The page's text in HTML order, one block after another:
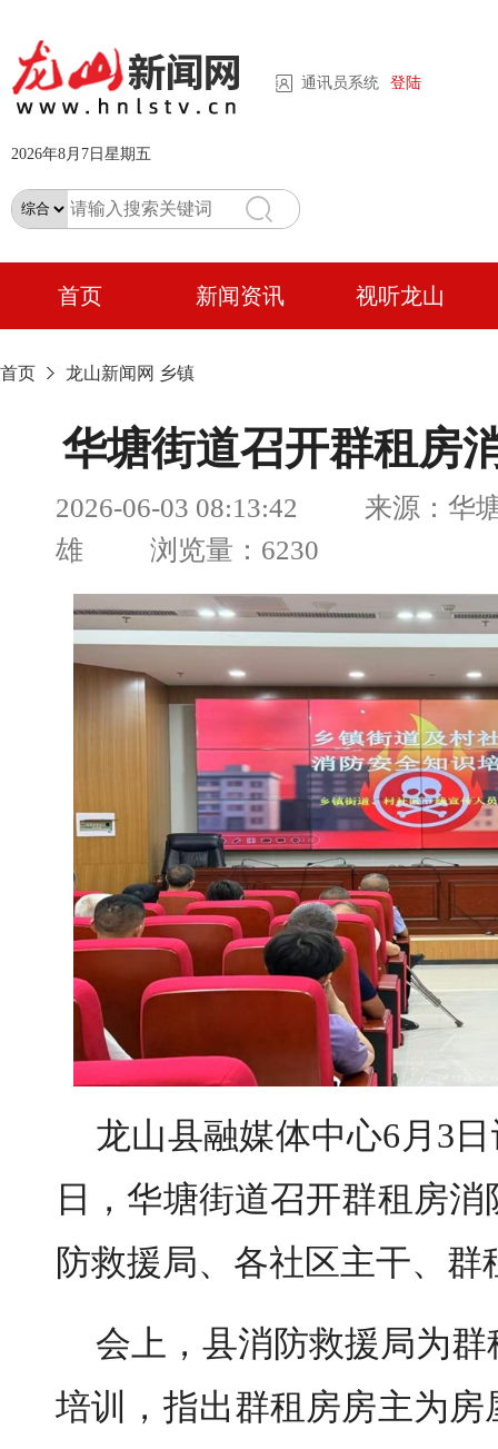
通讯员系统 登陆
2026年8月7日星期五
首页 新闻资讯 视听龙山
首页 龙山新闻网 乡镇
华塘街道召开群租房
2026-06-03 08:13:42 来源：华塘
雄 浏览量：6230
龙山县融媒体中心6月3
日，华塘街道召开群租房
防救援局、各社区主干、群
会上，县消防救援局为
培训，指出群租房房主为